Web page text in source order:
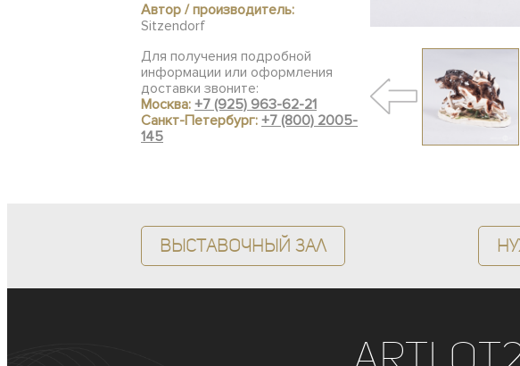
Автор / производитель:
Sitzendorf
Для получения подробной
информации или оформления
доставки звоните:
Москва: +7 (925) 963-62-21
Санкт-Петербург: +7 (800) 2005-
145
Выставочный зал